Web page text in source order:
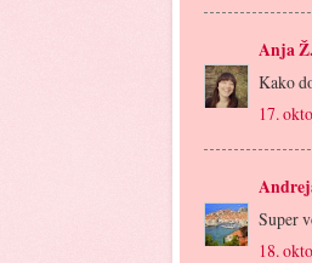
Anja Ž.
Kako
17.
Super
18.